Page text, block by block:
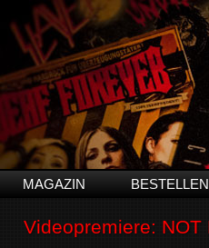
MAGAZIN BESTELLEN
Videopremiere: NOT